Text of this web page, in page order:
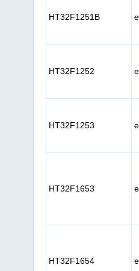
HT32F1251B
HT32F1252
HT32F1253
HT32F1653
HT32F1654